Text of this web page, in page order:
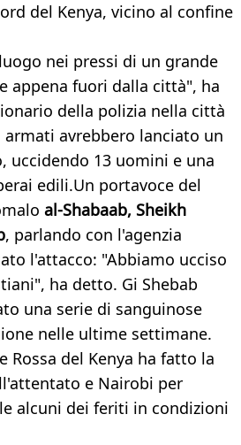
del Kenya, vicino al confine
nei pressi di un grande
appena fuori dalla città", ha
della polizia nella città
avrebbero lanciato un
uccidendo 13 uomini e una
edili.Un portavoce del
al-Shabaab, Sheikh
, parlando con l'agenzia
l'attacco: "Abbiamo ucciso
ha detto. Gi Shebab
una serie di sanguinose
nelle ultime settimane.
Rossa del Kenya ha fatto la
e Nairobi per
alcuni dei feriti in condizioni